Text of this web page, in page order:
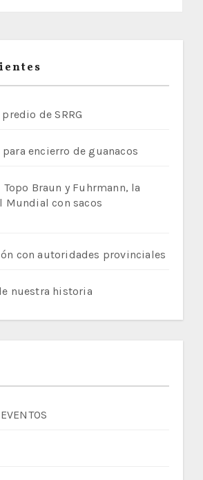
de SRRG
encierro de guanacos
Braun y Fuhrmann, la
Mundial con sacos
con autoridades provinciales
nuestra historia